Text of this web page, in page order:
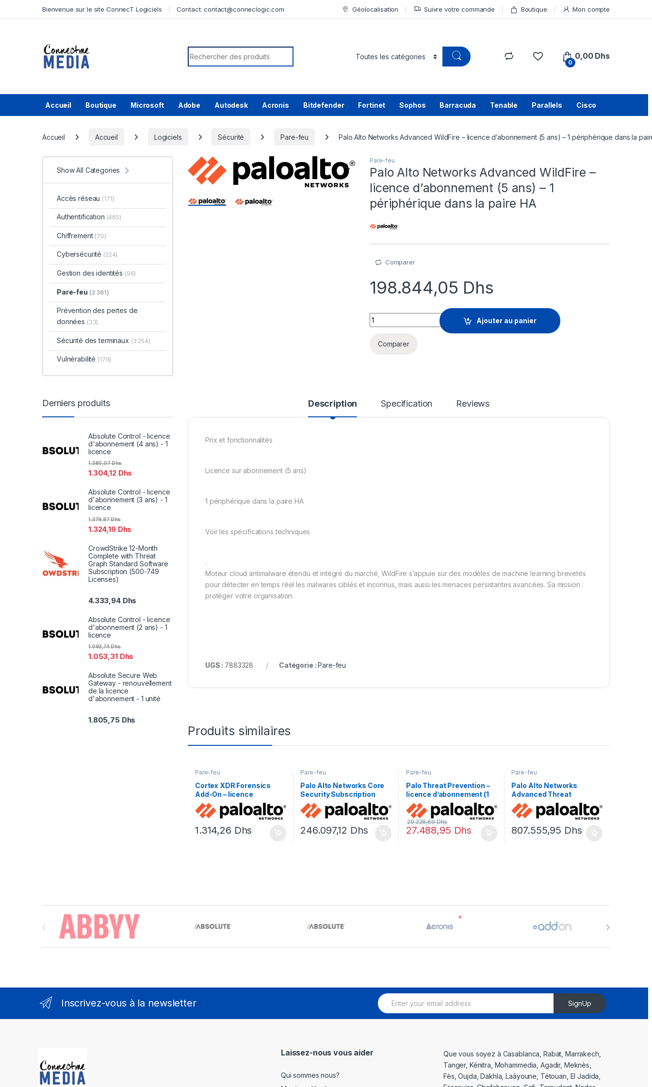
Bienvenue sur le site ConnecT Logiciels Contact:contact@conneclogic.com Géolocalisation Suivre votre commande Boutique Mon compte
Search for:
0
0,00 Dhs
Accueil Boutique Microsoft Adobe Autodesk Acronis Bitdefender Fortinet Sophos Barracuda Tenable Parallels Cisco
Accueil Accueil Logiciels Sécurité Pare-feu Palo Alto Networks Advanced WildFire – licence d’abonnement (5 ans) – 1 périphérique dans la
🔍
Pare-feu
Palo Alto Networks Advanced WildFire –
licence d’abonnement (5 ans) – 1
périphérique dans la paire HA
Comparer
198.844,05 Dhs
Palo Alto Networks Advanced WildFire - licence d'abonnement (5 ans) - 1
Ajouter au panier
Comparer
Description Specification Reviews
Prix et fonctionnalités
Licence sur abonnement (5 ans)
1 périphérique dans la paire HA
Voir les spécifications techniques
.
Moteur cloud antimalware étendu et intégré du marché, WildFire s’appuie sur des modèles de machine learning brevetés
pour détecter en temps réel les malwares ciblés et inconnus, mais aussi les menaces persistantes avancées. Sa mission :
protéger votre organisation.
UGS : 7883328 Catégorie :Pare-feu
Produits similaires
Pare-feu
Cortex XDR Forensics
Add-On – licence
d’abonnement (1 an) – 1
licence
1.314,26 Dhs
Pare-feu
Palo Alto Networks Core
Security Subscription
Bundle Advanced Threat
Prevention, Advanced
URL Filtering, Advanced
246.097,12 Dhs
Pare-feu
Palo Threat Prevention –
licence d’abonnement (1
an) – 1 périphérique
27.488,95 Dhs
29.228,69Dhs
Pare-feu
Palo Alto Networks
Advanced Threat
Prevention –
renouvellement de la
licence d’abonnement (1
an) – 1 périphérique
807.555,95 Dhs
Show All Categories
Accès réseau (171)
Authentification (465)
Chiffrement (70)
Cybersécurité (224)
Gestion des identités (96)
Pare-feu (2 361)
Prévention des pertes de
données (33)
Sécurité des terminaux (3 254)
Vulnérabilité (179)
Derniers produits
Absolute Control - licence
d'abonnement (4 ans) - 1
licence
1.304,12 Dhs
1.380,07Dhs
Absolute Control - licence
d'abonnement (3 ans) - 1
licence
1.324,19 Dhs
1.379,87Dhs
CrowdStrike 12-Month
Complete with Threat
Graph Standard Software
Subscription (500-749
Licenses)
4.333,94 Dhs
Absolute Control - licence
d'abonnement (2 ans) - 1
licence
1.053,31 Dhs
1.092,74Dhs
Absolute Secure Web
Gateway - renouvellement
de la licence
d'abonnement - 1 unité
1.805,75 Dhs
Brands Carousel
Inscrivez-vous à la newsletter
E
m
SignUp
Laissez-nous vous aider
Qui sommes nous?
Que vous soyez à Casablanca, Rabat, Marrakech,
Tanger, Kénitra, Mohammedia, Agadir, Meknès,
Fès, Oujda, Dakhla, Laâyoune, Tétouan, El Jadida,